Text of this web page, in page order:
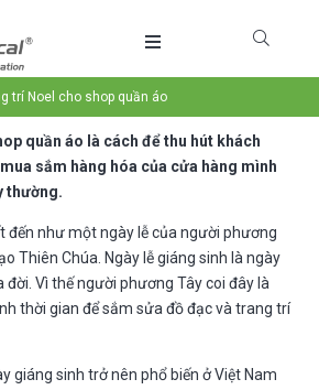
trí Noel cho shop quần áo
quần áo là cách để thu hút khách
sắm hàng hóa của cửa hàng mình
thường.
đến như một ngày lễ của người phương
Thiên Chúa. Ngày lễ giáng sinh là ngày
đời. Vì thế người phương Tây coi đây là
thời gian để sắm sửa đồ đạc và trang trí
giáng sinh trở nên phổ biến ở Việt Nam